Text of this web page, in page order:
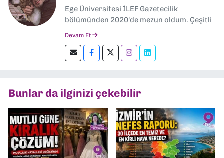
Ege Üniversitesi İLEF Gazetecilik
bölümünden 2020'de mezun oldum. Çeşitli
gazetelerde editörlük, muhabirlik yaptım.
editörlük yapıyorum.
Devam Et
Bunlar da ilginizi çekebilir